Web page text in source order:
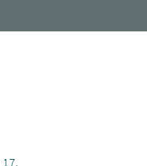
17.